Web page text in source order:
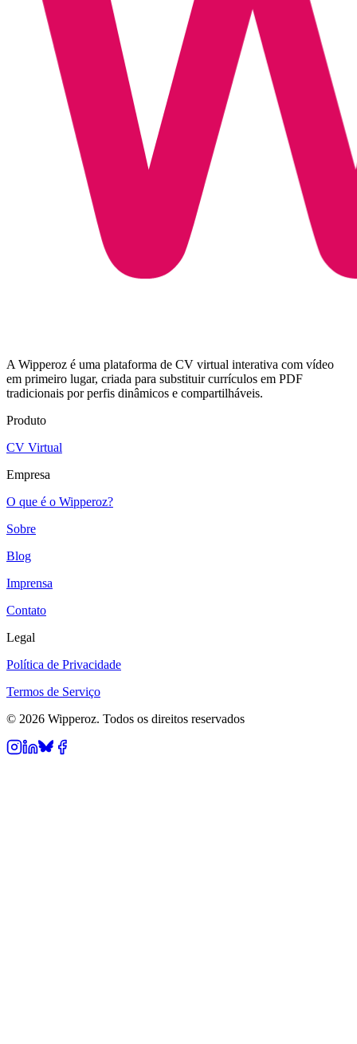
A Wipperoz é uma plataforma de CV virtual interativa com vídeo
em primeiro lugar, criada para substituir currículos em PDF
tradicionais por perfis dinâmicos e compartilháveis.
Produto
CV Virtual
Empresa
O que é o Wipperoz?
Sobre
Blog
Imprensa
Contato
Legal
Política de Privacidade
Termos de Serviço
© 2026 Wipperoz. Todos os direitos reservados